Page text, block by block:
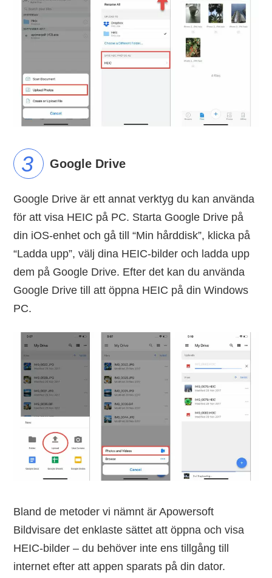
Google Drive
Google Drive är ett annat verktyg du kan använda
för att visa HEIC på PC. Starta Google Drive på
din iOS-enhet och gå till “Min hårddisk”, klicka på
“Ladda upp”, välj dina HEIC-bilder och ladda upp
dem på Google Drive. Efter det kan du använda
Google Drive till att öppna HEIC på din Windows
PC.
Bland de metoder vi nämnt är Apowersoft
Bildvisare det enklaste sättet att öppna och visa
HEIC-bilder – du behöver inte ens tillgång till
internet efter att appen sparats på din dator.